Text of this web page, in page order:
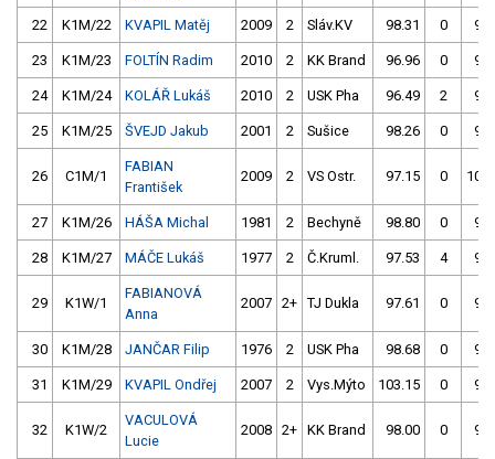
22 K1M/22 KVAPIL Matěj 2009 2 Sláv.KV 98.31 0
23 K1M/23 FOLTÍN Radim 2010 2 KK Brand 96.96 0
24 K1M/24 KOLÁŘ Lukáš 2010 2 USK Pha 96.49 2
25 K1M/25 ŠVEJD Jakub 2001 2 Sušice 98.26 0
26 C1M/1
FABIAN
František
2009 2 VS Ostr. 97.15 0
27 K1M/26 HÁŠA Michal 1981 2 Bechyně 98.80 0
28 K1M/27 MÁČE Lukáš 1977 2 Č.Kruml. 97.53 4
29 K1W/1
FABIANOVÁ
Anna
2007 2+ TJ Dukla 97.61 0
30 K1M/28 JANČAR Filip 1976 2 USK Pha 98.68 0
31 K1M/29 KVAPIL Ondřej 2007 2 Vys.Mýto 103.15 0
32 K1W/2
VACULOVÁ
Lucie
2008 2+ KK Brand 98.00 0